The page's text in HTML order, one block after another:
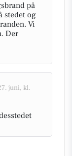
på
stedet og
Vi
Der
juni, kl.